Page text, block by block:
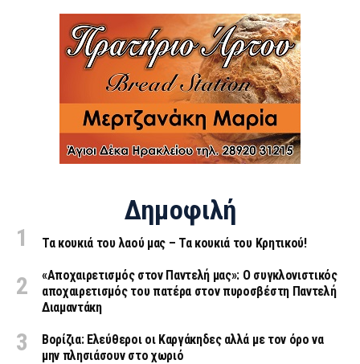
Δημοφιλή
Τα κουκιά του λαού μας – Τα κουκιά του Κρητικού!
«Aποχαιρετισμός στον Παντελή μας»: Ο συγκλονιστικός
αποχαιρετισμός του πατέρα στον πυροσβέστη Παντελή
Διαμαντάκη
Βορίζια: Ελεύθεροι οι Καργάκηδες αλλά με τον όρο να
μην πλησιάσουν στο χωριό